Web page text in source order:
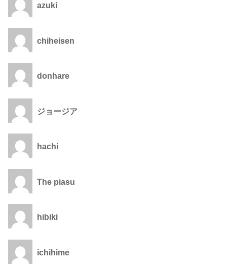
azuki
chiheisen
donhare
ジョージア
hachi
The piasu
hibiki
ichihime